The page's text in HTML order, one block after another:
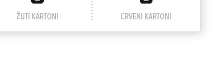
ŽUTI KARTONI CRVENI KARTONI